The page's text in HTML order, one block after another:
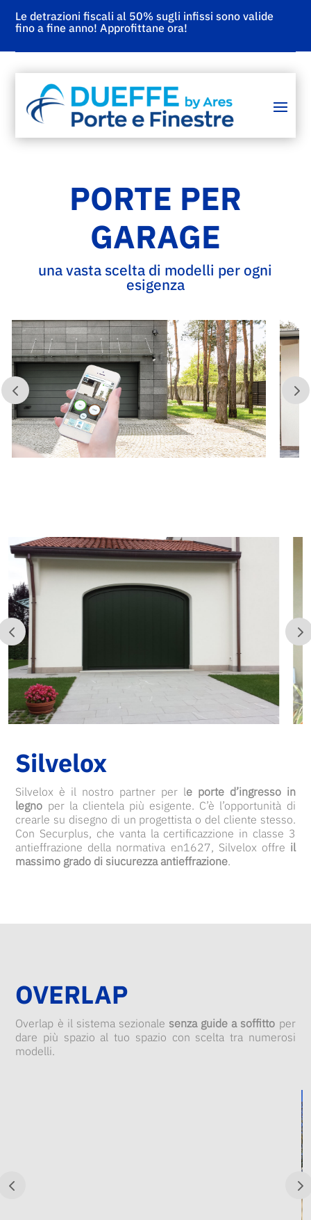
Le detrazioni fiscali al 50% sugli infissi sono valide
fino a fine anno! Approfittane ora!
PORTE PER
GARAGE
una vasta scelta di modelli per ogni
esigenza
Silvelox
Silvelox è il nostro partner per le porte d’ingresso in
legno per la clientela più esigente. C’è l’opportunità di
crearle su disegno di un progettista o del cliente stesso.
Con Securplus, che vanta la certificazzione in classe 3
antieffrazione della normativa en1627, Silvelox offre il
massimo grado di siucurezza antieffrazione.
OVERLAP
Overlap è il sistema sezionale senza guide a soffitto per
dare più spazio al tuo spazio con scelta tra numerosi
modelli.